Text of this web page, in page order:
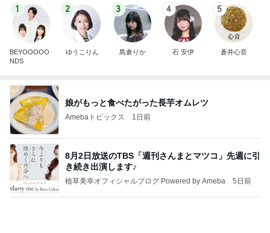
1
BEYOOOOO
NDS
2
ゆうこりん
3
島倉りか
4
石 安伊
5
蒼井心音
娘がもっと食べたがった長芋オムレツ
Amebaトピックス 1日前
8月2日放送のTBS「週刊さんまとマツコ」先週に引
き続き出演します♪
植草美幸オフィシャルブログ Powered by Ameba 5日前